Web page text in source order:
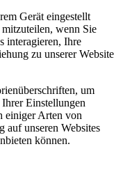
Gerät eingestellt
wenn Sie
interagieren, Ihre
zu unserer Website
um
Einstellungen
einiger Arten von
unseren Websites
können.